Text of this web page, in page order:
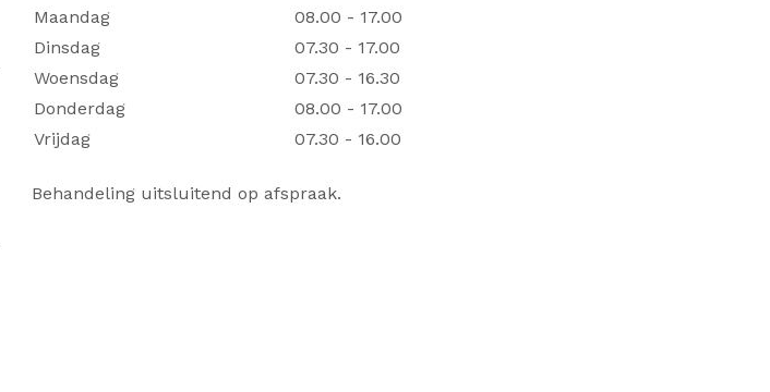
Maandag
08.00 - 17.00
Dinsdag
07.30 - 17.00
Woensdag
07.30 - 16.30
Donderdag
08.00 - 17.00
Vrijdag
07.30 - 16.00
Behandeling uitsluitend op afspraak.